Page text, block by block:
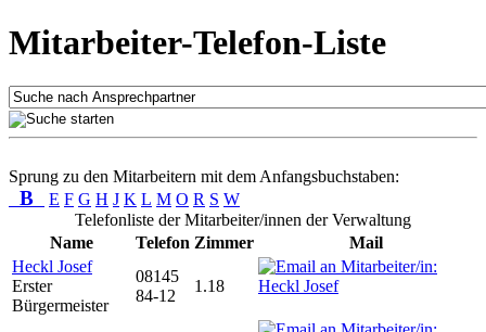
Mitarbeiter-Telefon-Liste
Sprung zu den Mitarbeitern mit dem Anfangsbuchstaben:
B E F G H J K L M O R S W
Telefonliste der Mitarbeiter/innen der Verwaltung
Name
Telefon Zimmer
Mail
Heckl Josef
Erster
Bürgermeister
08145
84-12
1.18